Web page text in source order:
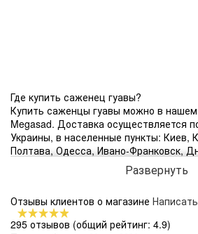
Где купить саженец гуавы?
Купить саженцы гуавы можно в нашем
Megasad. Доставка осуществляется
Украины, в населенные пункты: Киев,
Полтава, Одесса, Ивано-Франковск,
Запорожье, Коростень, Черкассы,
Кривой Рог, Луцк и другие.
Высаживать тропическое растение,
агротехники и создании
любое время года.
Развернуть
Отзывы клиентов о магазине
295 отзывов (общий рейтинг: 4.9)